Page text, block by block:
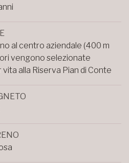
al centro aziendale (400 m
vengono selezionate
alla Riserva Pian di Conte